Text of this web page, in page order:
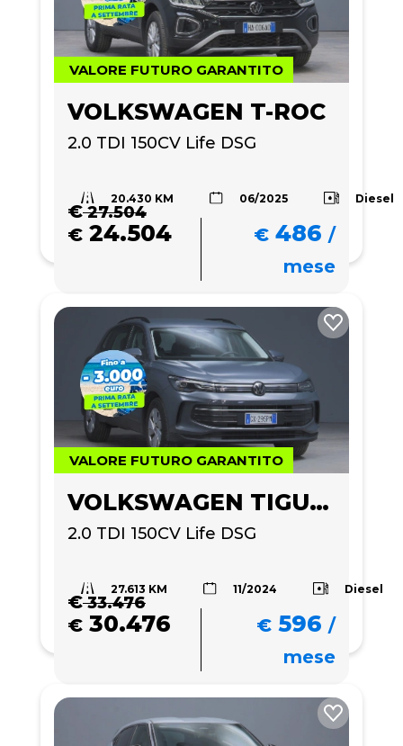
VALORE FUTURO GARANTITO
VOLKSWAGEN T-ROC
2.0 TDI 150CV Life DSG
20.430 KM 06/2025 Diesel
€27.504
€ 24.504 € 486 /
mese
VALORE FUTURO GARANTITO
VOLKSWAGEN TIGUAN
2.0 TDI 150CV Life DSG
27.613 KM 11/2024 Diesel
€33.476
€ 30.476 € 596 /
mese